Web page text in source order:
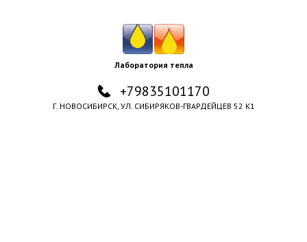
Лаборатория тепла
+79835101170
Г. НОВОСИБИРСК, УЛ. СИБИРЯКОВ-ГВАРДЕЙЦЕВ 52 К1